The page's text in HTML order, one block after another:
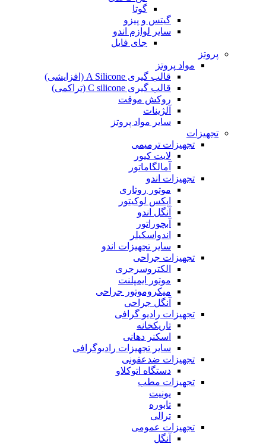
گوتا
گیتس و پیزو
سایر لوازم اندو
جای فایل
پروتز
مواد پروتز
قالب گیری A Silicone (افزایشی)
قالب گیری C silicone (تراکمی)
روکش موقت
آلژینات
سایر مواد پروتز
تجهیزات
تجهیزات ترمیمی
لایت کیور
آمالگاماتور
تجهیزات اندو
موتور روتاری
اپکس لوکیتور
آنگل اندو
آبچوراتور
اندواسکیلر
سایر تجهیزات اندو
تجهیزات جراحی
الکتروسرجری
موتور ایمپلنت
میکروموتور جراحی
آنگل جراحی
تجهیزات رادیو گرافی
تاریکخانه
اسکنر دهانی
سایر تجهیزات رادیوگرافی
تجهیزات ضدعفونی
دستگاه اتوکلاو
تجهیزات مطب
یونیت
تابوره
ترالی
تجهیزات عمومی
آنگل